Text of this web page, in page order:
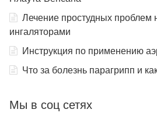
Лечение простудных проблем
ингаляторами
Инструкция по применению
Что за болезнь парагрипп и
Мы в соц сетях